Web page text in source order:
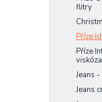
flitry
Příze
Příze
viskóza
Jeans
Jeans